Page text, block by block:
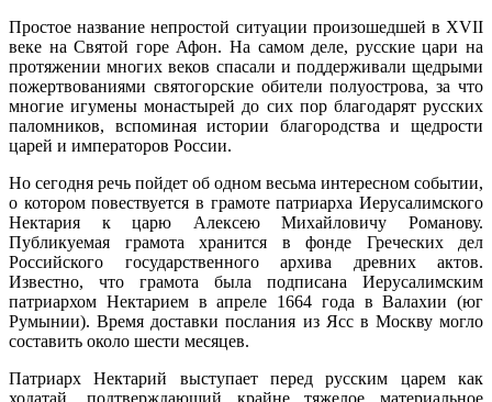
Простое название непростой ситуации произошедшей в XVII
веке на Святой горе Афон. На самом деле, русские цари на
протяжении многих веков спасали и поддерживали щедрыми
пожертвованиями святогорские обители полуострова, за что
многие игумены монастырей до сих пор благодарят русских
паломников, вспоминая истории благородства и щедрости
царей и императоров России.
Но сегодня речь пойдет об одном весьма интересном событии,
о котором повествуется в грамоте патриарха Иерусалимского
Нектария к царю Алексею Михайловичу Романову.
Публикуемая грамота хранится в фонде Греческих дел
Российского государственного архива древних актов.
Известно, что грамота была подписана Иерусалимским
патриархом Нектарием в апреле 1664 года в Валахии (юг
Румынии). Время доставки послания из Ясс в Москву могло
составить около шести месяцев.
Патриарх Нектарий выступает перед русским царем как
ходатай, подтверждающий крайне тяжелое материальное